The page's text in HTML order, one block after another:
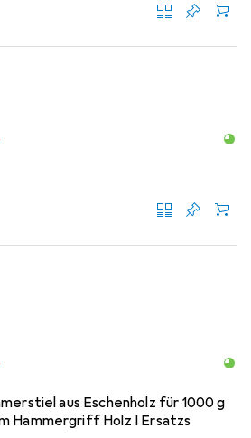
aus Eschenholz für 1000 g
Hammergriff Holz I Ersatzs